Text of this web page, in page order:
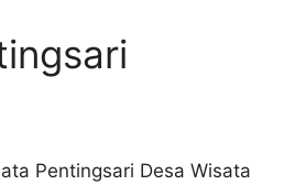
Pentingsari Desa Wisata